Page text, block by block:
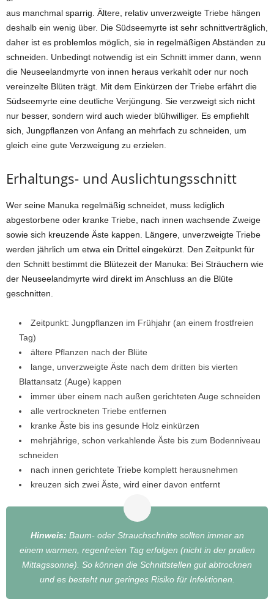
aus manchmal sparrig. Ältere, relativ unverzweigte Triebe hängen
deshalb ein wenig über. Die Südseemyrte ist sehr schnittverträglich,
daher ist es problemlos möglich, sie in regelmäßigen Abständen zu
schneiden. Unbedingt notwendig ist ein Schnitt immer dann, wenn
die Neuseelandmyrte von innen heraus verkahlt oder nur noch
vereinzelte Blüten trägt. Mit dem Einkürzen der Triebe erfährt die
Südseemyrte eine deutliche Verjüngung. Sie verzweigt sich nicht
nur besser, sondern wird auch wieder blühwilliger. Es empfiehlt
sich, Jungpflanzen von Anfang an mehrfach zu schneiden, um
gleich eine gute Verzweigung zu erzielen.
Erhaltungs- und Auslichtungsschnitt
Wer seine Manuka regelmäßig schneidet, muss lediglich
abgestorbene oder kranke Triebe, nach innen wachsende Zweige
sowie sich kreuzende Äste kappen. Längere, unverzweigte Triebe
werden jährlich um etwa ein Drittel eingekürzt. Den Zeitpunkt für
den Schnitt bestimmt die Blütezeit der Manuka: Bei Sträuchern wie
der Neuseelandmyrte wird direkt im Anschluss an die Blüte
geschnitten.
Zeitpunkt: Jungpflanzen im Frühjahr (an einem frostfreien
Tag)
ältere Pflanzen nach der Blüte
lange, unverzweigte Äste nach dem dritten bis vierten
Blattansatz (Auge) kappen
immer über einem nach außen gerichteten Auge schneiden
alle vertrockneten Triebe entfernen
kranke Äste bis ins gesunde Holz einkürzen
mehrjährige, schon verkahlende Äste bis zum Bodenniveau
schneiden
nach innen gerichtete Triebe komplett herausnehmen
kreuzen sich zwei Äste, wird einer davon entfernt
Hinweis: Baum- oder Strauchschnitte sollten immer an
einem warmen, regenfreien Tag erfolgen (nicht in der prallen
Mittagssonne). So können die Schnittstellen gut abtrocknen
und es besteht nur geringes Risiko für Infektionen.